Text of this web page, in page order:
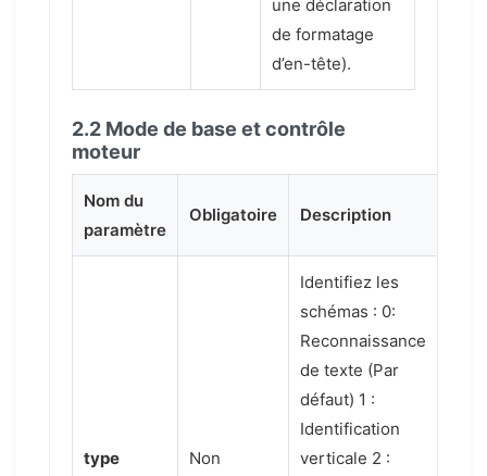
une déclaration
de formatage
d’en-tête).
2.2 Mode de base et contrôle
moteur
Nom du
paramètre
Obligatoire Description
type Non
Identifiez les
schémas : 0:
Reconnaissance
de texte (Par
défaut) 1 :
Identification
verticale 2 :